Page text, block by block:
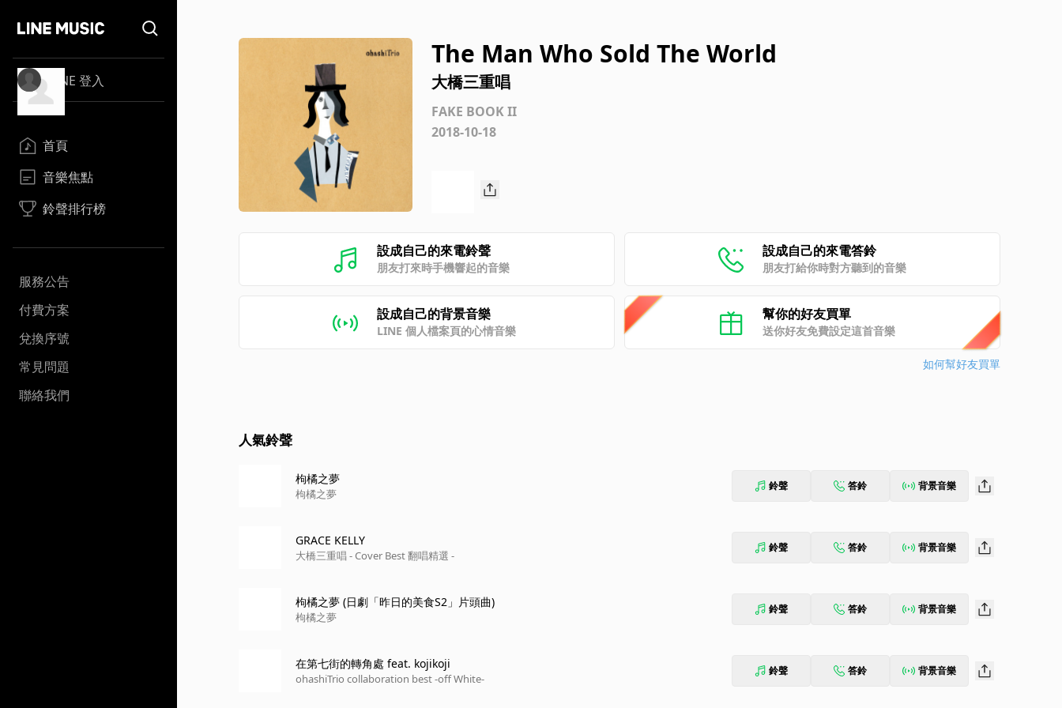
LINE 登入
首頁
音樂焦點
鈴聲排行榜
服務公告
付費方案
兌換序號
常見問題
聯絡我們
The Man Who Sold The World
大橋三重唱
FAKE BOOK II
2018-10-18
設成自己的來電鈴聲
朋友打來時手機響起的音樂
設成自己的來電答鈴
朋友打給你時對方聽到的音樂
設成自己的背景音樂
LINE 個人檔案頁的心情音樂
幫你的好友買單
送你好友免費設定這首音樂
如何幫好友買單
人氣鈴聲
枸橘之夢
枸橘之夢
鈴聲 答鈴 背景音樂
GRACE KELLY
大橋三重唱 - Cover Best 翻唱精選 -
鈴聲 答鈴 背景音樂
枸橘之夢 (日劇「昨日的美食S2」片頭曲)
枸橘之夢
鈴聲 答鈴 背景音樂
在第七街的轉角處 feat. kojikoji
ohashiTrio collaboration best -off White-
鈴聲 答鈴 背景音樂